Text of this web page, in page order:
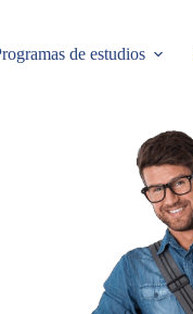
de estudios